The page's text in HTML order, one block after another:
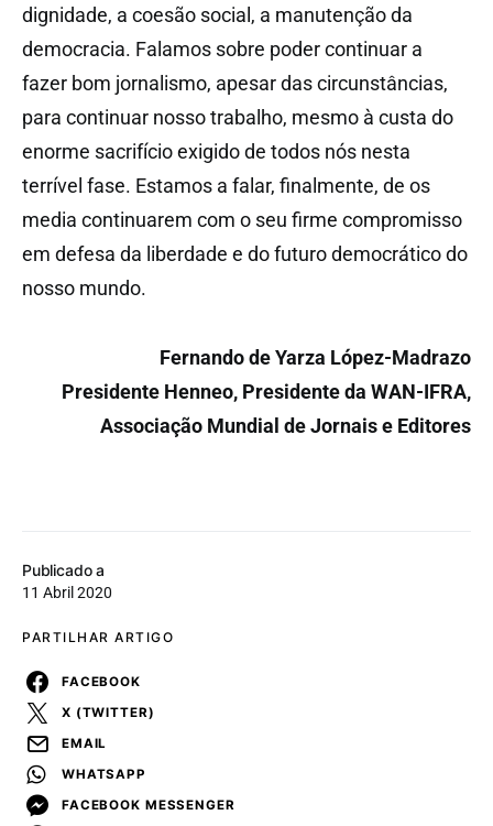
Publicado a
11 Abril 2020
PARTILHAR ARTIGO
FACEBOOK
X (TWITTER)
EMAIL
WHATSAPP
FACEBOOK MESSENGER
dignidade, a coesão social, a manutenção da
democracia. Falamos sobre poder continuar a
fazer bom jornalismo, apesar das circunstâncias,
para continuar nosso trabalho, mesmo à custa do
enorme sacrifício exigido de todos nós nesta
terrível fase. Estamos a falar, finalmente, de os
media continuarem com o seu firme compromisso
em defesa da liberdade e do futuro democrático do
nosso mundo.
Fernando de Yarza López-Madrazo
Presidente Henneo, Presidente da WAN-IFRA,
Associação Mundial de Jornais e Editores